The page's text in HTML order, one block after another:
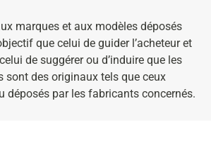
marques et aux modèles déposés
que celui de guider l’acheteur et
de suggérer ou d’induire que les
sont des originaux tels que ceux
déposés par les fabricants concernés.